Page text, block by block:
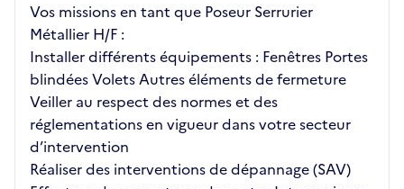
Vos missions en tant que Poseur Serrurier
Métallier H/F :
Installer différents équipements : Fenêtres Portes
blindées Volets Autres éléments de fermeture
Veiller au respect des normes et des
réglementations en vigueur dans votre secteur
d’intervention
Réaliser des interventions de dépannage (SAV)